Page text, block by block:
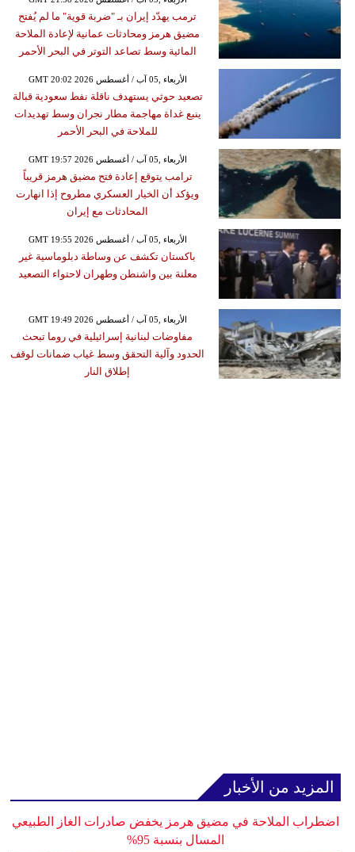
ترمب يهدّد إيران بـ "ضربة قوية" ما لم يُفتح
مضيق هرمز ومحادثات عمانية لإعادة الملاحة
المائية وسط تصاعد التوتر في البحر الأحمر
GMT 20:02 2026 الأربعاء ,05 آب / أغسطس
تصعيد حوثي يستهدف ناقلة نفط سعودية قبالة
ينبع غداة مهاجمة مطار نجران وسط تهديدات
للملاحة في البحر الأحمر
GMT 19:57 2026 الأربعاء ,05 آب / أغسطس
ترامب يتوقع إعادة فتح مضيق هرمز قريباً
ويؤكد أن الخيار العسكري مطروح إذا انهارت
المحادثات مع إيران
GMT 19:55 2026 الأربعاء ,05 آب / أغسطس
باكستان تكشف عن وساطة دبلوماسية غير
معلنة بين واشنطن وطهران لاحتواء التصعيد
GMT 19:49 2026 الأربعاء ,05 آب / أغسطس
مفاوضات لبنانية إسرائيلية في روما تبحث
الحدود وآلية التحقق وسط غياب ضمانات لوقف
إطلاق النار
المزيد من الأخبار
اضطراب الملاحة في مضيق هرمز يخفض صادرات الغاز الطبيعي
المسال بنسبة 95%